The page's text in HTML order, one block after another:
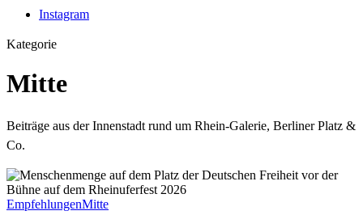
Instagram
Kategorie
Mitte
Beiträge aus der Innenstadt rund um Rhein-Galerie, Berliner Platz &
Co.
Rheinuferfest
Ludwigshafen
2026
EmpfehlungenMitte